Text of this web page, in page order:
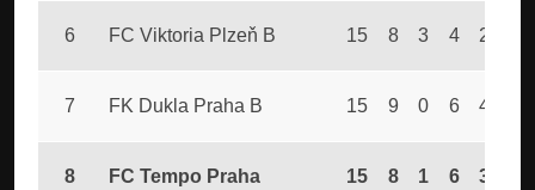
6 FC Viktoria Plzeň B 15 8 3 4 29
7 FK Dukla Praha B 15 9 0 6 41
8 FC Tempo Praha 15 8 1 6 34